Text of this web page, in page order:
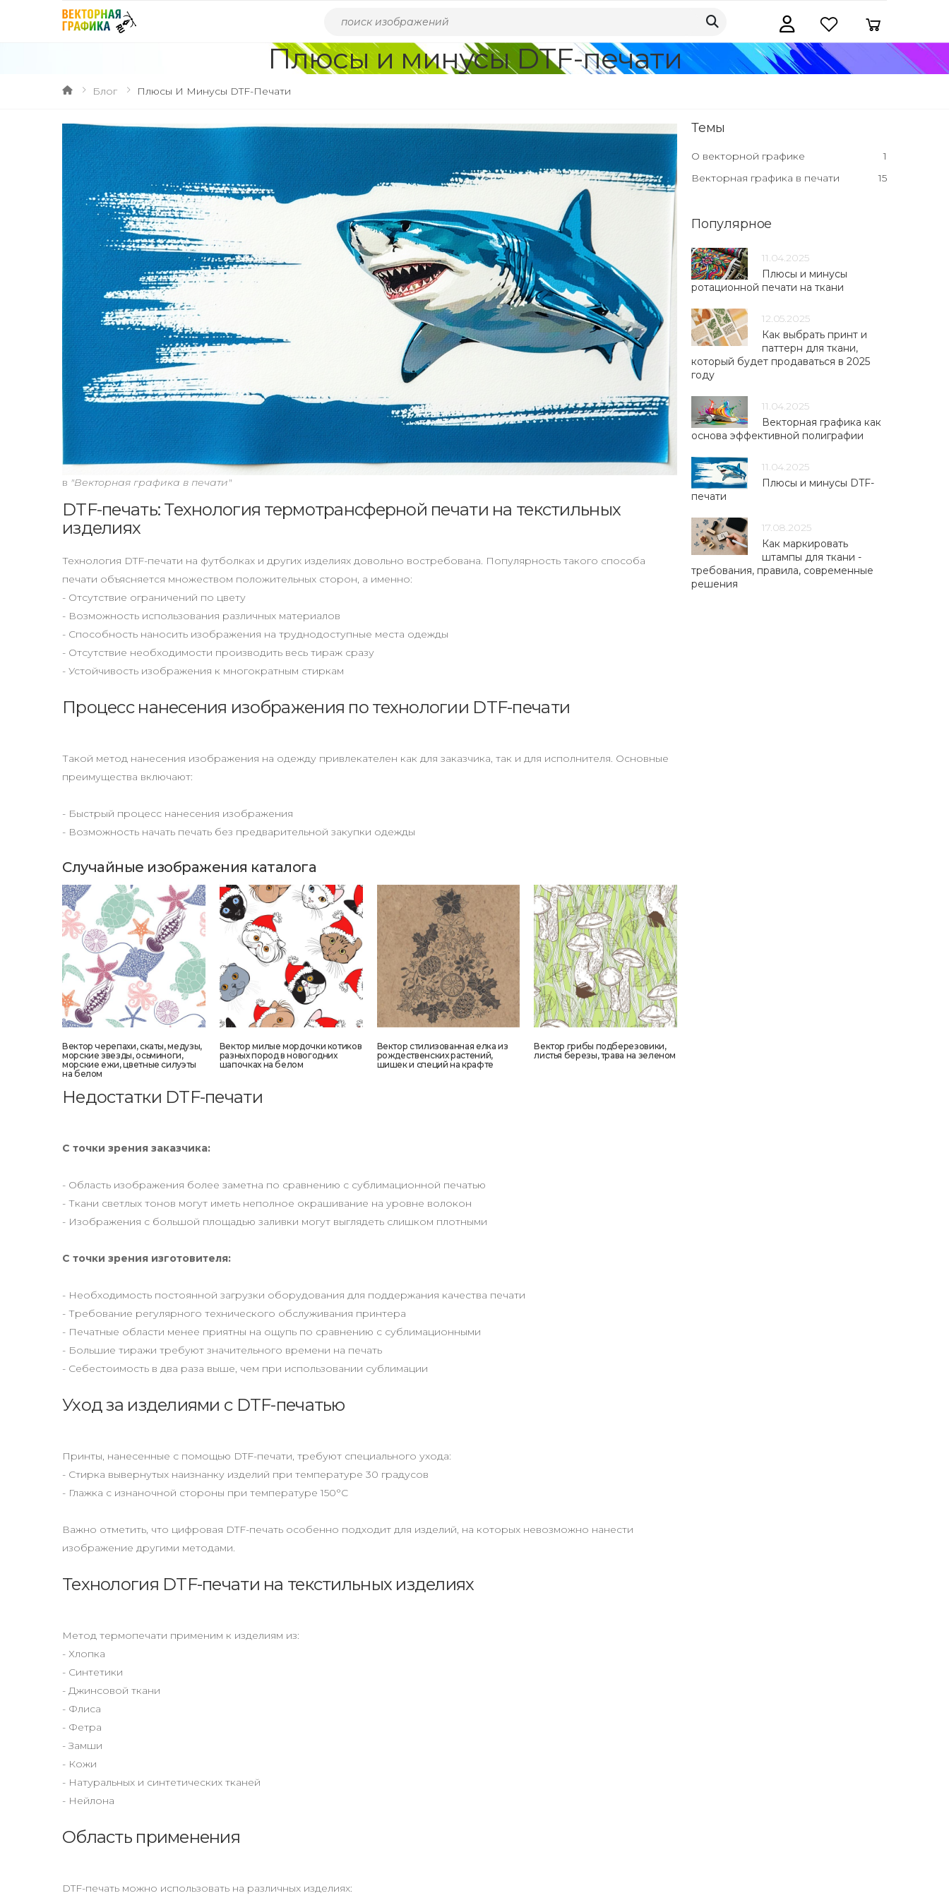
Плюсы и минусы DTF-печати
Блог Плюсы И Минусы DTF-Печати
в "Векторная графика в печати"
DTF-печать: Технология термотрансферной печати на текстильных
изделиях
Технология DTF-печати на футболках и других изделиях довольно востребована. Популярность такого способа
печати объясняется множеством положительных сторон, а именно:
- Отсутствие ограничений по цвету
- Возможность использования различных материалов
- Способность наносить изображения на труднодоступные места одежды
- Отсутствие необходимости производить весь тираж сразу
- Устойчивость изображения к многократным стиркам
Процесс нанесения изображения по технологии DTF-печати
Такой метод нанесения изображения на одежду привлекателен как для заказчика, так и для исполнителя. Основные
преимущества включают:
- Быстрый процесс нанесения изображения
- Возможность начать печать без предварительной закупки одежды
Случайные изображения каталога
Вектор черепахи, скаты, медузы,
морские звезды, осьминоги,
морские ежи, цветные силуэты
на белом
Вектор милые мордочки котиков
разных пород в новогодних
шапочках на белом
Вектор стилизованная елка из
рождественских растений,
шишек и специй на крафте
Вектор грибы подберезовики,
листья березы, трава на зеленом
Недостатки DTF-печати
С точки зрения заказчика:
- Область изображения более заметна по сравнению с сублимационной печатью
- Ткани светлых тонов могут иметь неполное окрашивание на уровне волокон
- Изображения с большой площадью заливки могут выглядеть слишком плотными
С точки зрения изготовителя:
- Необходимость постоянной загрузки оборудования для поддержания качества печати
- Требование регулярного технического обслуживания принтера
- Печатные области менее приятны на ощупь по сравнению с сублимационными
- Большие тиражи требуют значительного времени на печать
- Себестоимость в два раза выше, чем при использовании сублимации
Уход за изделиями с DTF-печатью
Принты, нанесенные с помощью DTF-печати, требуют специального ухода:
- Стирка вывернутых наизнанку изделий при температуре 30 градусов
- Глажка с изнаночной стороны при температуре 150°C
Важно отметить, что цифровая DTF-печать особенно подходит для изделий, на которых невозможно нанести
изображение другими методами.
Технология DTF-печати на текстильных изделиях
Метод термопечати применим к изделиям из:
- Хлопка
- Синтетики
- Джинсовой ткани
- Флиса
- Фетра
- Замши
- Кожи
- Натуральных и синтетических тканей
- Нейлона
Область применения
DTF-печать можно использовать на различных изделиях:
Темы
О векторной графике
1
Векторная графика в печати
15
Популярное
11.04.2025
Плюсы и минусы
ротационной печати на ткани
12.05.2025
Как выбрать принт и
паттерн для ткани,
который будет продаваться в 2025
году
11.04.2025
Векторная графика как
основа эффективной полиграфии
11.04.2025
Плюсы и минусы DTF-
печати
17.08.2025
Как маркировать
штампы для ткани -
требования, правила, современные
решения